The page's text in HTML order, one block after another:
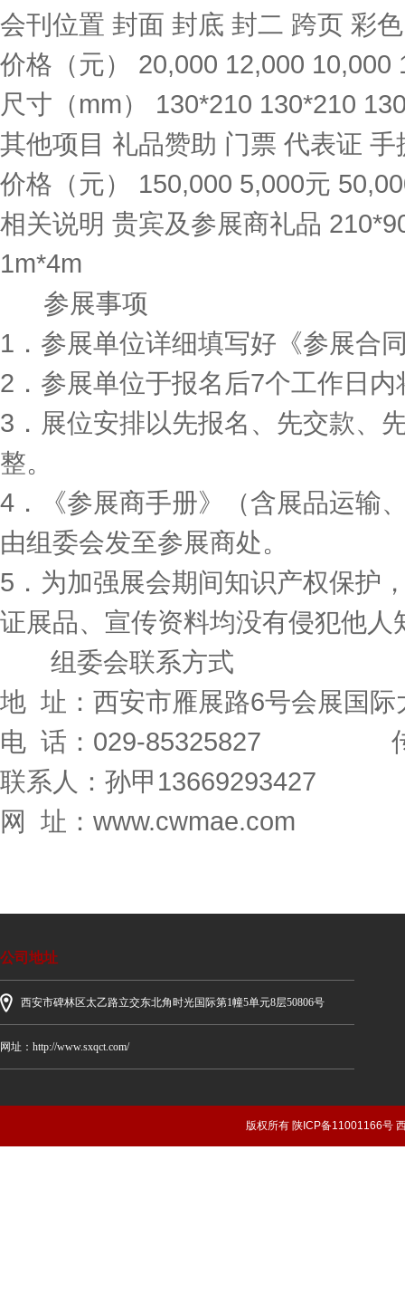
会刊位置 封面 封底 封二 跨页 彩
价格（元） 20,000 12,000
尺寸（mm） 130*210 130*210
其他项目 礼品赞助 门票 代表证
价格（元） 150,000 5,000元
相关说明 贵宾及参展商礼品
1m*4m
参展事项
1．参展单位详细填写好《参展合
2．参展单位于报名后7个工作日
3．展位安排以先报名、先交款、
整。
4．《参展商手册》（含展品运输
由组委会发至参展商处。
5．为加强展会期间知识产权保护
证展品、宣传资料均没有侵犯他
组委会联系方式
地 址：西安市雁展路6号会展国
电 话：029-85325827 传
联系人：孙甲13669293427
网 址：www.cwmae.com
公司地址
西安市碑林区太乙路立交东北角时光国际第1幢5单元8层50806号
网址：http://www.sxqct.com/
版权所有 陕ICP备11001166号